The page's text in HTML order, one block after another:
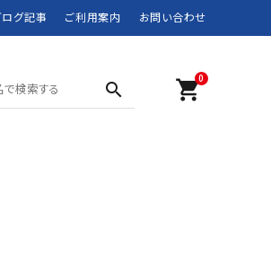
ログ記事 ご利用案内 お問い合わせ
search
0
shopping_cart